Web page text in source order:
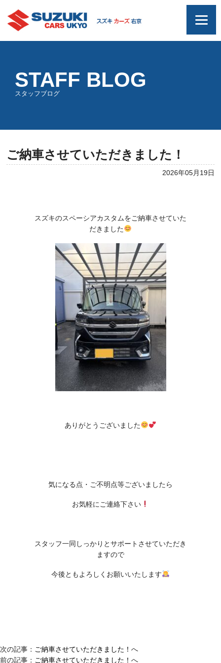
STAFF BLOG
スタッフブログ
ご納車させていただきました！
2026年05月19日
スズキのスペーシアカスタムをご納車させていた
だきました
ありがとうございました
気になる点・ご不明点等ございましたら
お気軽にご連絡下さい
スタッフ一同しっかりとサポートさせていただき
ますので
今後ともよろしくお願いいたします
次の記事： ご納車させていただきました！ へ
前の記事： ご納車させていただきました！ へ